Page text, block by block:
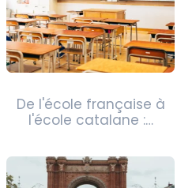
De l'école française à
l'école catalane :…